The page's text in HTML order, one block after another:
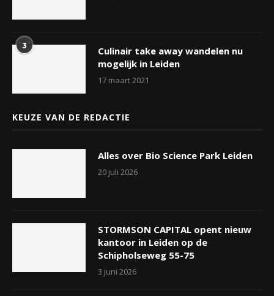
3
Culinair take away wandelen nu
mogelijk in Leiden
17 maart 2021
KEUZE VAN DE REDACTIE
Alles over Bio Science Park Leiden
20 juli 2026
STORMSON CAPITAL opent nieuw
kantoor in Leiden op de
Schipholseweg 55-75
3 juni 2026